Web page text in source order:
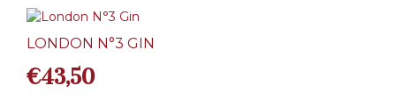
LONDON N°3 GIN
€43,50